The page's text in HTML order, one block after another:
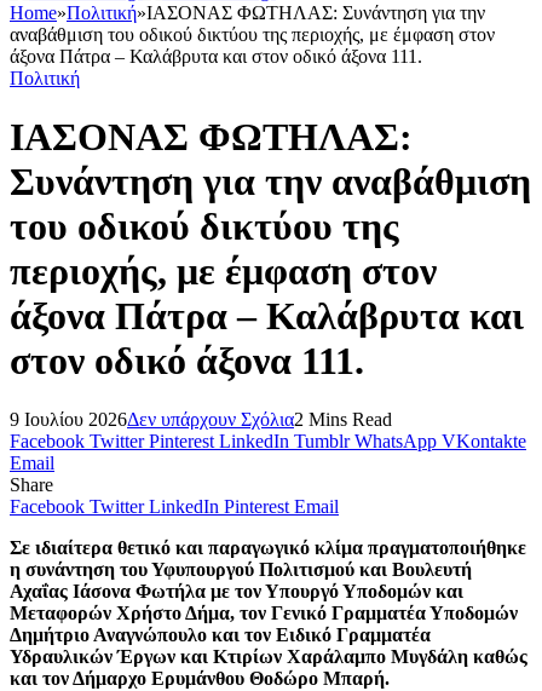
Home»Πολιτική»ΙΑΣΟΝΑΣ ΦΩΤΗΛΑΣ: Συνάντηση για την
αναβάθμιση του οδικού δικτύου της περιοχής, με έμφαση στον
άξονα Πάτρα – Καλάβρυτα και στον οδικό άξονα 111.
Πολιτική
ΙΑΣΟΝΑΣ ΦΩΤΗΛΑΣ:
Συνάντηση για την αναβάθμιση
του οδικού δικτύου της
περιοχής, με έμφαση στον
άξονα Πάτρα – Καλάβρυτα και
στον οδικό άξονα 111.
9 Ιουλίου 2026Δεν υπάρχουν Σχόλια2 Mins Read
Facebook Twitter Pinterest LinkedIn Tumblr WhatsApp VKontakte
Email
Share
Facebook Twitter LinkedIn Pinterest Email
Σε ιδιαίτερα θετικό και παραγωγικό κλίμα πραγματοποιήθηκε
η συνάντηση του Υφυπουργού Πολιτισμού και Βουλευτή
Αχαΐας Ιάσονα Φωτήλα με τον Υπουργό Υποδομών και
Μεταφορών Χρήστο Δήμα, τον Γενικό Γραμματέα Υποδομών
Δημήτριο Αναγνώπουλο και τον Ειδικό Γραμματέα
Υδραυλικών Έργων και Κτιρίων Χαράλαμπο Μυγδάλη καθώς
και τον Δήμαρχο Ερυμάνθου Θοδώρο Μπαρή.